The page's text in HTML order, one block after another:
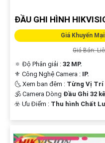
ĐẦU GHI HÌNH
Giá Khuyến
Giá Bán:
🔅 Độ Phân giải : 32 MP.
⚜️ Công Nghệ Camera : IP.
🌜 Xem ban đêm : Từng Vị Trí
🕉️ Camera Dòng Đầu Ghi 32
️☣️ Ưu Điểm : Thu hình Chất